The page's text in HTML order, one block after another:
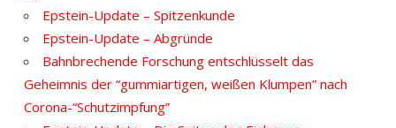
Epstein-Update – Spitzenkunde
Epstein-Update – Abgründe
Bahnbrechende Forschung entschlüsselt das
Geheimnis der “gummiartigen, weißen Klumpen” nach
Corona-“Schutzimpfung”